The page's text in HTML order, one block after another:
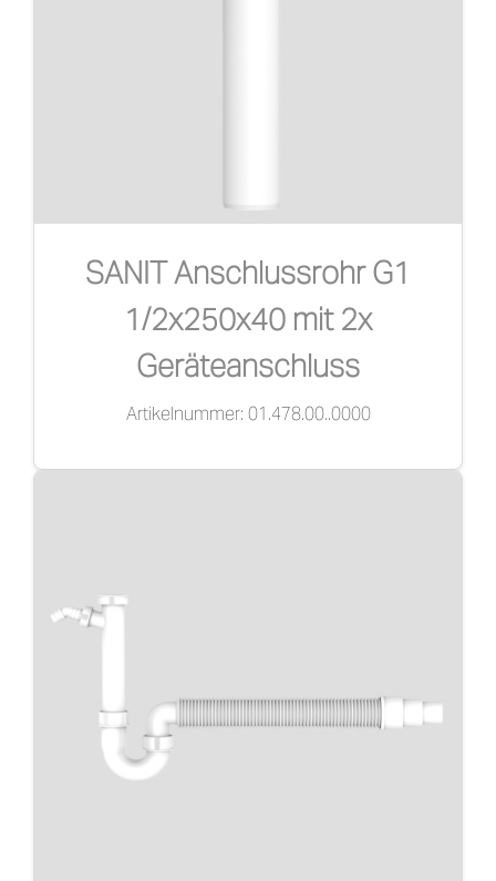
SANIT Anschlussrohr G1
1/2x250x40 mit 2x
Geräteanschluss
Artikelnummer: 01.478.00..0000